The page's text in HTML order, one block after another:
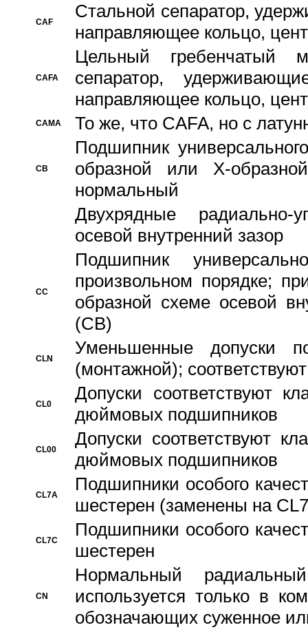
CAF
Стальной сепаратор,
направляющее кольцо,
CAFA
Цельный гребенчатый
сепаратор,
направляющее кольцо,
CAMA То же, что CAFA, но с
CB
Подшипник
образной или Х-
нормальный
Двухрядные радиально-
осевой внутренний зазор
CC
Подшипник
произвольном порядке;
образной схеме осевой
(CB)
CLN
Уменьшенные
(монтажной);
CL0
Допуски соответствуют
дюймовых подшипников
CL00
Допуски соответствуют
дюймовых подшипников
CL7A
Подшипники особого
шестерен (заменены на
CL7C
Подшипники особого
шестерен
CN
Hормальный
используется только в
обозначающих суженное